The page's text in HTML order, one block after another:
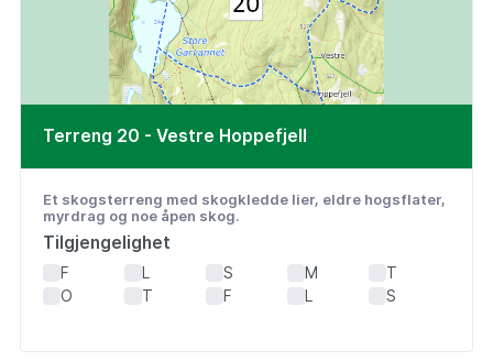
Terreng 20 - Vestre Hoppefjell
Et skogsterreng med skogkledde lier, eldre hogsflater,
myrdrag og noe åpen skog.
Tilgjengelighet
F L S M
T
O
T F L S